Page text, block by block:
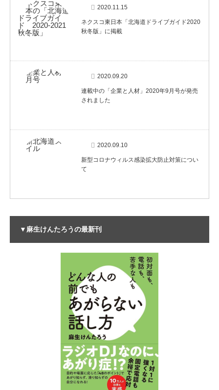
2020.11.15
ネクスコ東日本「北海道ドライブガイド2020
秋冬版」に掲載
2020.09.20
連載中の「企業と人材」2020年9月号が発売
されました
2020.09.10
新型コロナウィルス感染拡大防止対策につい
て
▼麻生けんたろうの最新刊